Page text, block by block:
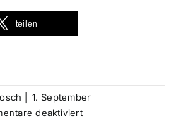
teilen
1. September
deaktiviertfür